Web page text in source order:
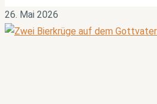
26. Mai 2026